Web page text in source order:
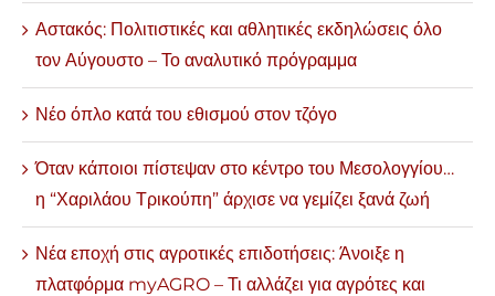
Αστακός: Πολιτιστικές και αθλητικές εκδηλώσεις όλο
τον Αύγουστο – Το αναλυτικό πρόγραμμα
Νέο όπλο κατά του εθισμού στον τζόγο
Όταν κάποιοι πίστεψαν στο κέντρο του Μεσολογγίου…
η “Χαριλάου Τρικούπη” άρχισε να γεμίζει ξανά ζωή
Νέα εποχή στις αγροτικές επιδοτήσεις: Άνοιξε η
πλατφόρμα myAGRO – Τι αλλάζει για αγρότες και